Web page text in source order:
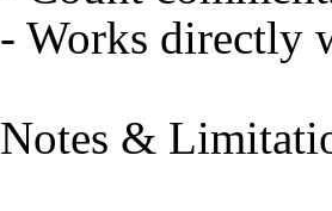
- Works directly
Notes &